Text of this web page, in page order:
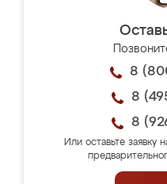
8
8
8
Или оставьте заявку